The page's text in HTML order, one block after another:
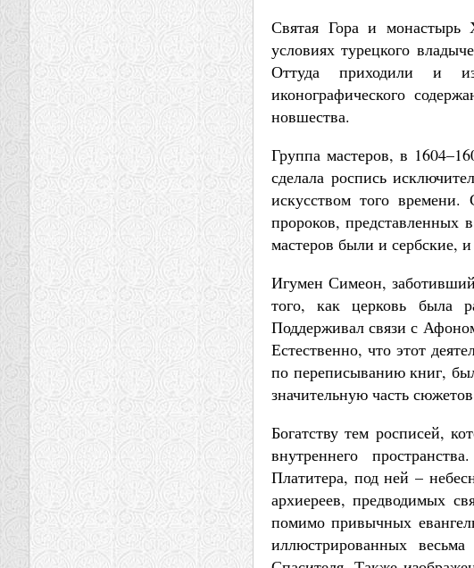
Святая Гора и
условиях турецкого
Оттуда приходили и
иконографического
новшества.
Группа мастеров, в
сделала роспись
искусством того
пророков, представленных
мастеров были и сербские, и
Игумен Симеон,
того, как церковь была
Поддерживал связи с
Естественно, что этот
по переписыванию книг,
значительную часть
Богатству тем росписей,
внутреннего
Платитера, под ней –
архиереев, предводимых
помимо привычных
иллюстрированных